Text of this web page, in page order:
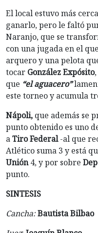
El local estuvo más
ganarlo, pero le faltó
Naranjo, que se
con una jugada en el
arquero y una pelota
tocar González Expósito
que “el aguacero”
este torneo y acumula
Nápoli, que además se
punto obtenido es uno
aTiro Federal-al que
Atlético suma 3 y está
Unión4, y por sobre
punto.
SINTESIS
Cancha:Bautista Bilbao